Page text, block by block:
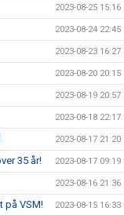
2023-08-25 15:16
2023-08-24 22:45
2023-08-23 16:27
2023-08-20 20:15
2023-08-19 20:57
2023-08-18 22:17
2023-08-17 21:20
35 år! 2023-08-17 09:19
2023-08-16 21:36
på VSM! 2023-08-15 16:33